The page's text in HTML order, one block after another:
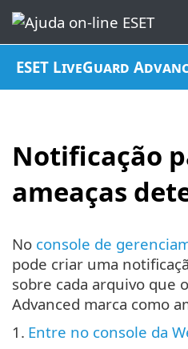
ESET LiveGuard
Notificação
ameaças
No console de
pode criar uma
sobre cada arquivo que
Advanced marca como
1. Entre no console da